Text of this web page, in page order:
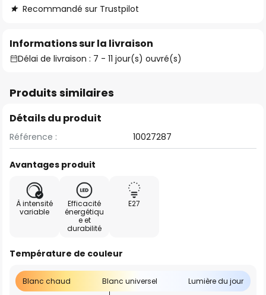
Recommandé sur Trustpilot
Informations sur la livraison
Délai de livraison : 7 - 11 jour(s) ouvré(s)
Produits similaires
Détails du produit
Référence : 10027287
Avantages produit
À intensité
variable
Efficacité
énergétiqu
e et
durabilité
E27
Température de couleur
Blanc chaud Blanc universel Lumière du jour